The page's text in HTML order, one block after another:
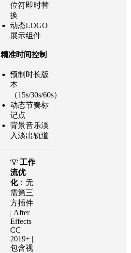
位符即时替
换
动态LOGO
展示组件
精准时间控制
预制时长版
本
（15s/30s/60s）
动态节奏标
记点
背景音乐淡
入淡出轨道
💡 工作
流优
化：无
需第三
方插件
| After
Effects
CC
2019+ |
包含视